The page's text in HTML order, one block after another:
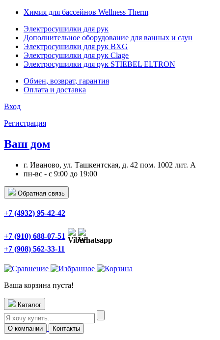
Химия для бассейнов Wellness Therm
Электросушилки для рук
Дополнительное оборудование для ванных и саун
Электросушилки для рук BXG
Электросушилки для рук Clage
Электросушилки для рук STIEBEL ELTRON
Обмен, возврат, гарантия
Оплата и доставка
Вход
Регистрация
Ваш дом
г. Иваново, ул. Ташкентская, д. 42 пом. 1002 лит. А
пн-вс - с 9:00 до 19:00
Обратная связь
+7 (4932) 95-42-42
+7 (910) 688-07-51
+7 (908) 562-33-11
Ваша корзина пуста!
Каталог
О компании Контакты